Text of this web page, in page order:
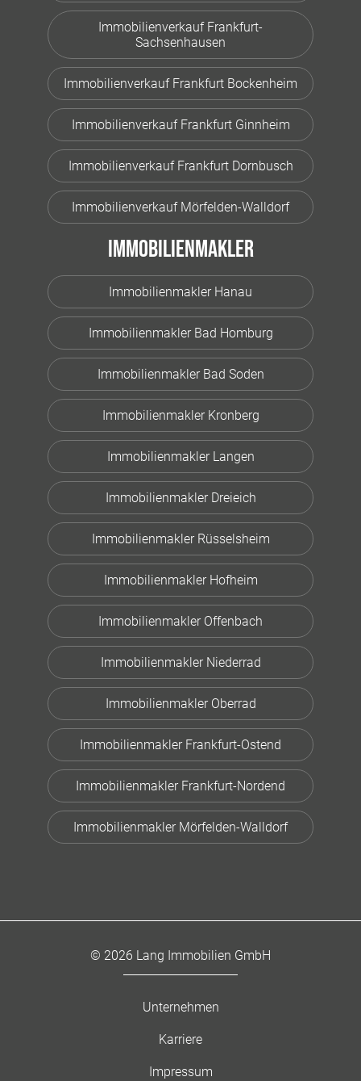
Immobilienverkauf Frankfurt-
Sachsenhausen
Immobilienverkauf Frankfurt Bockenheim
Immobilienverkauf Frankfurt Ginnheim
Immobilienverkauf Frankfurt Dornbusch
Immobilienverkauf Mörfelden-Walldorf
Immobilienmakler
Immobilienmakler Hanau
Immobilienmakler Bad Homburg
Immobilienmakler Bad Soden
Immobilienmakler Kronberg
Immobilienmakler Langen
Immobilienmakler Dreieich
Immobilienmakler Rüsselsheim
Immobilienmakler Hofheim
Immobilienmakler Offenbach
Immobilienmakler Niederrad
Immobilienmakler Oberrad
Immobilienmakler Frankfurt-Ostend
Immobilienmakler Frankfurt-Nordend
Immobilienmakler Mörfelden-Walldorf
© 2026 Lang Immobilien GmbH
Unternehmen
Karriere
Impressum